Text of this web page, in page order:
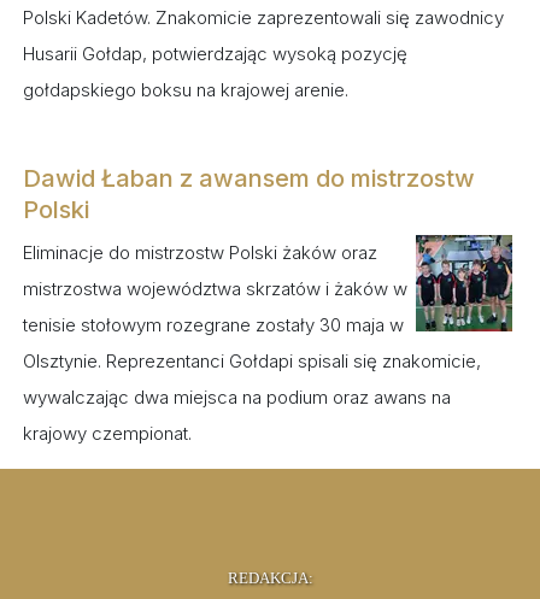
Polski Kadetów. Znakomicie zaprezentowali się zawodnicy
Husarii Gołdap, potwierdzając wysoką pozycję
gołdapskiego boksu na krajowej arenie.
Dawid Łaban z awansem do mistrzostw
Polski
Eliminacje do mistrzostw Polski żaków oraz
mistrzostwa województwa skrzatów i żaków w
tenisie stołowym rozegrane zostały 30 maja w
Olsztynie. Reprezentanci Gołdapi spisali się znakomicie,
wywalczając dwa miejsca na podium oraz awans na
krajowy czempionat.
REDAKCJA: